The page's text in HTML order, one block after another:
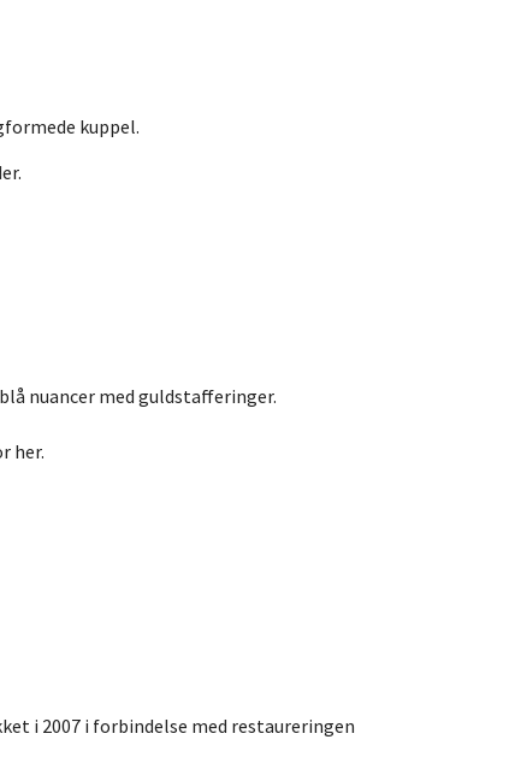
kuppel.
nuancer med guldstafferinger.
her.
i 2007 i forbindelse med restaureringen